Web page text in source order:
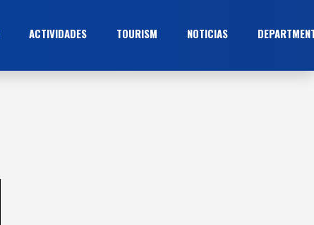
ACTIVIDADES TOURISM NOTICIAS